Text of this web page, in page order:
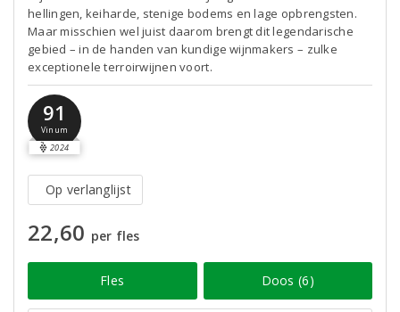
hellingen, keiharde, stenige bodems en lage opbrengsten.
Maar misschien wel juist daarom brengt dit legendarische
gebied – in de handen van kundige wijnmakers – zulke
exceptionele terroirwijnen voort.
91
Vinum
2024
Op verlanglijst
22,60 per fles
Fles Doos (6)